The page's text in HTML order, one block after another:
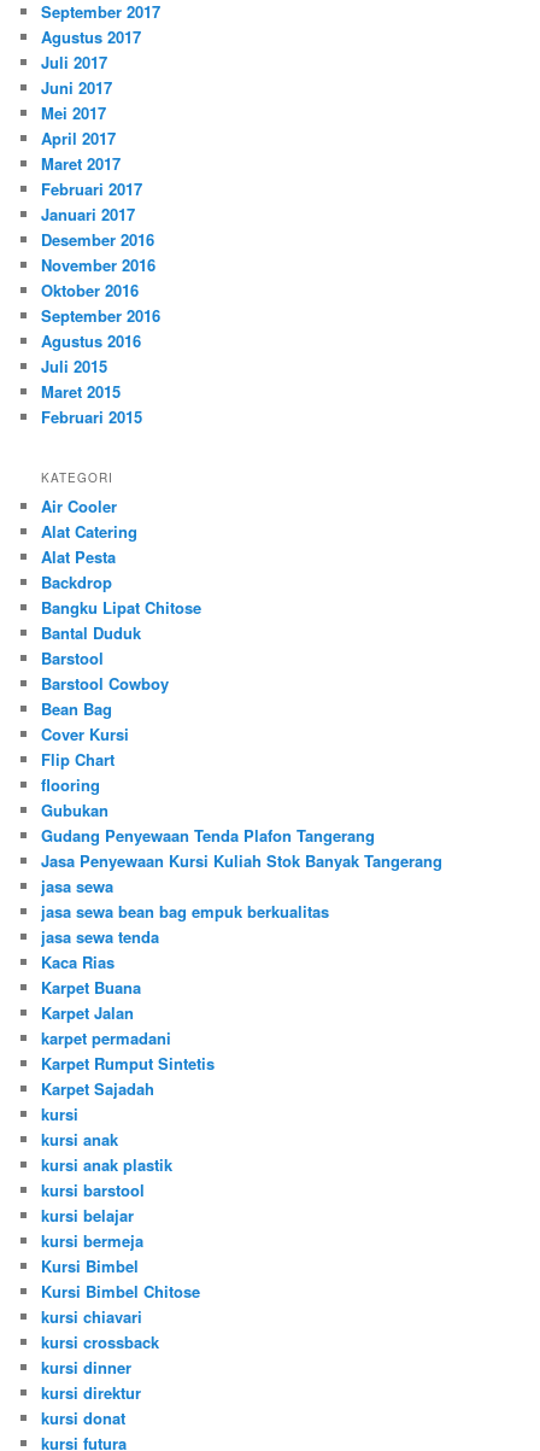
September 2017
Agustus 2017
Juli 2017
Juni 2017
Mei 2017
April 2017
Maret 2017
Februari 2017
Januari 2017
Desember 2016
November 2016
Oktober 2016
September 2016
Agustus 2016
Juli 2015
Maret 2015
Februari 2015
KATEGORI
Air Cooler
Alat Catering
Alat Pesta
Backdrop
Bangku Lipat Chitose
Bantal Duduk
Barstool
Barstool Cowboy
Bean Bag
Cover Kursi
Flip Chart
flooring
Gubukan
Gudang Penyewaan Tenda Plafon Tangerang
Jasa Penyewaan Kursi Kuliah Stok Banyak Tangerang
jasa sewa
jasa sewa bean bag empuk berkualitas
jasa sewa tenda
Kaca Rias
Karpet Buana
Karpet Jalan
karpet permadani
Karpet Rumput Sintetis
Karpet Sajadah
kursi
kursi anak
kursi anak plastik
kursi barstool
kursi belajar
kursi bermeja
Kursi Bimbel
Kursi Bimbel Chitose
kursi chiavari
kursi crossback
kursi dinner
kursi direktur
kursi donat
kursi futura